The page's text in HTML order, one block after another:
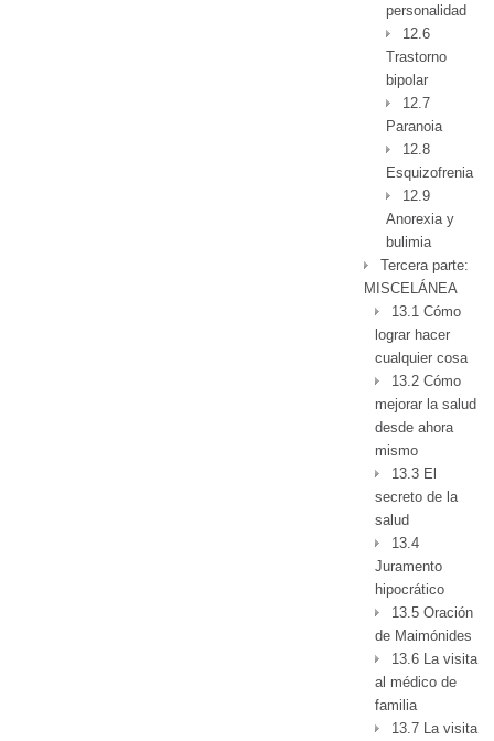
personalidad
12.6
Trastorno
bipolar
12.7
Paranoia
12.8
Esquizofrenia
12.9
Anorexia y
bulimia
Tercera parte:
MISCELÁNEA
13.1 Cómo
lograr hacer
cualquier cosa
13.2 Cómo
mejorar la salud
desde ahora
mismo
13.3 El
secreto de la
salud
13.4
Juramento
hipocrático
13.5 Oración
de Maimónides
13.6 La visita
al médico de
familia
13.7 La visita